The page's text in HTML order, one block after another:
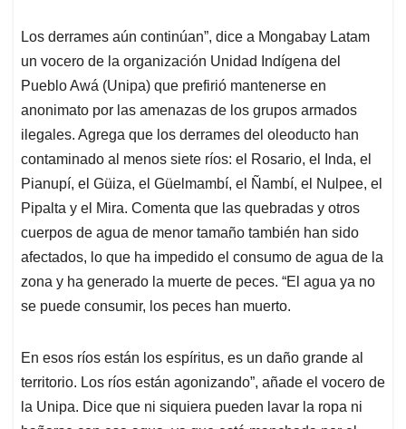
Los derrames aún continúan”, dice a Mongabay Latam
un vocero de la organización Unidad Indígena del
Pueblo Awá (Unipa) que prefirió mantenerse en
anonimato por las amenazas de los grupos armados
ilegales. Agrega que los derrames del oleoducto han
contaminado al menos siete ríos: el Rosario, el Inda, el
Pianupí, el Güiza, el Güelmambí, el Ñambí, el Nulpee, el
Pipalta y el Mira. Comenta que las quebradas y otros
cuerpos de agua de menor tamaño también han sido
afectados, lo que ha impedido el consumo de agua de la
zona y ha generado la muerte de peces. “El agua ya no
se puede consumir, los peces han muerto.
En esos ríos están los espíritus, es un daño grande al
territorio. Los ríos están agonizando”, añade el vocero de
la Unipa. Dice que ni siquiera pueden lavar la ropa ni